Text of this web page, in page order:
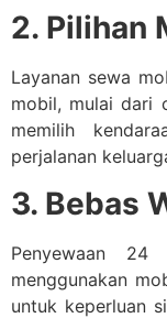
2. Pilihan
Layanan sewa
mobil, mulai dari
memilih
perjalanan
3. Bebas
Penyewaan 24
menggunakan
untuk keperluan